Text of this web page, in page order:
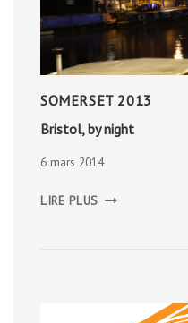
SOMERSET 2013
Bristol, by night
6 mars 2014
LIRE PLUS